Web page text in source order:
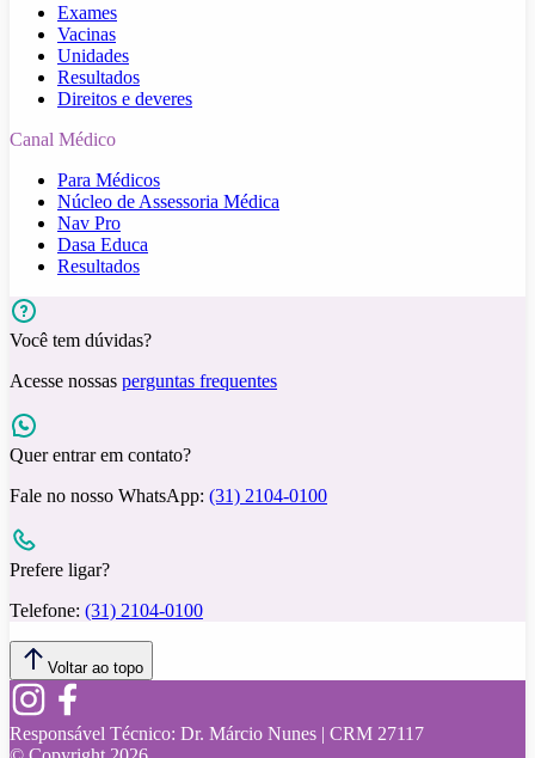
Exames
Vacinas
Unidades
Resultados
Direitos e deveres
Canal Médico
Para Médicos
Núcleo de Assessoria Médica
Nav Pro
Dasa Educa
Resultados
Você tem dúvidas?
Acesse nossas perguntas frequentes
Quer entrar em contato?
Fale no nosso WhatsApp: (31) 2104-0100
Prefere ligar?
Telefone: (31) 2104-0100
Voltar ao topo
Responsável Técnico: Dr. Márcio Nunes | CRM 27117